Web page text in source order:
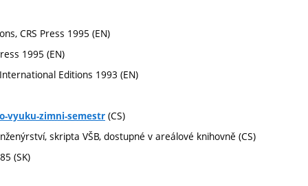
CRS Press 1995 (EN)
1995 (EN)
Editions 1993 (EN)
vyuku-zimni-semestr (CS)
skripta VŠB, dostupné v areálové knihovně (CS)
(SK)